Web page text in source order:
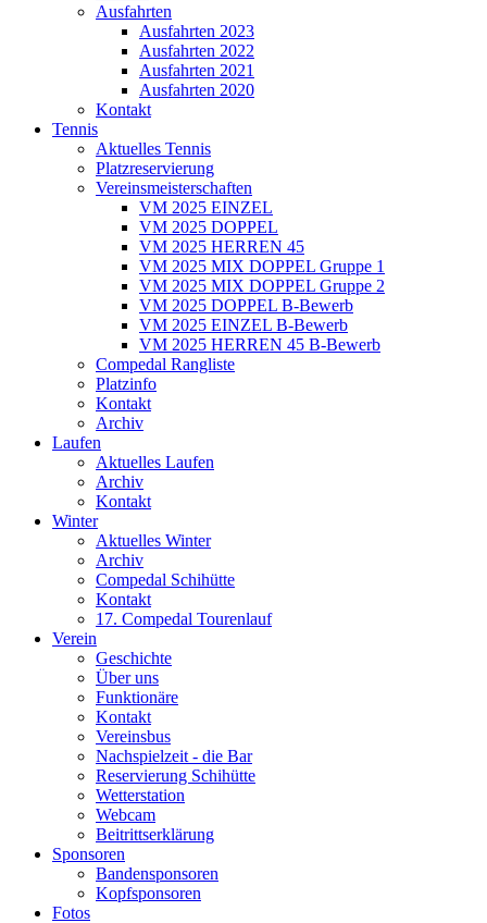
Ausfahrten
Ausfahrten 2023
Ausfahrten 2022
Ausfahrten 2021
Ausfahrten 2020
Kontakt
Tennis
Aktuelles Tennis
Platzreservierung
Vereinsmeisterschaften
VM 2025 EINZEL
VM 2025 DOPPEL
VM 2025 HERREN 45
VM 2025 MIX DOPPEL Gruppe 1
VM 2025 MIX DOPPEL Gruppe 2
VM 2025 DOPPEL B-Bewerb
VM 2025 EINZEL B-Bewerb
VM 2025 HERREN 45 B-Bewerb
Compedal Rangliste
Platzinfo
Kontakt
Archiv
Laufen
Aktuelles Laufen
Archiv
Kontakt
Winter
Aktuelles Winter
Archiv
Compedal Schihütte
Kontakt
17. Compedal Tourenlauf
Verein
Geschichte
Über uns
Funktionäre
Kontakt
Vereinsbus
Nachspielzeit - die Bar
Reservierung Schihütte
Wetterstation
Webcam
Beitrittserklärung
Sponsoren
Bandensponsoren
Kopfsponsoren
Fotos